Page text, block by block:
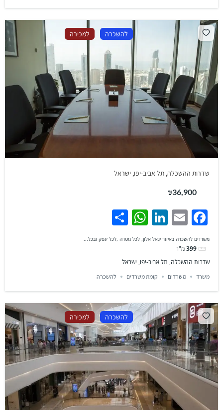
להשכרה למכירה
שדרות ההשכלה, תל אביב-יפו, ישראל
₪36,900
Facebook
Email
LinkedIn
WhatsApp
Share
משרדים להשכרה באיזור יגאל אלון, לכל מטרה ,לכל עסק ובכל...
399מ"ר
שדרות ההשכלה, תל אביב-יפו, ישראל
משרד משרדים קומת משרדים להשכרה
להשכרה למכירה